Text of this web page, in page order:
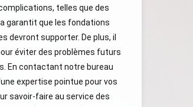
telles que des
garantit que les fondations
devront supporter. De plus, il
éviter des problèmes futurs
En contactant notre bureau
expertise pointue pour vos
savoir-faire au service des